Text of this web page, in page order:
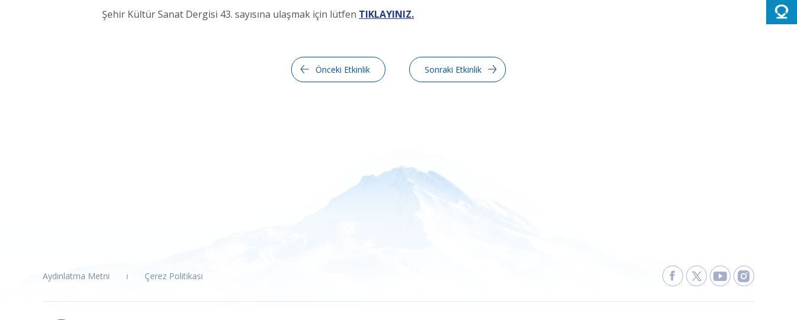
Şehir Kültür Sanat Dergisi 43. sayısına ulaşmak için lütfen TIKLAYINIZ.
Önceki Etkinlik Sonraki Etkinlik
Aydınlatma Metni Çerez Politikası